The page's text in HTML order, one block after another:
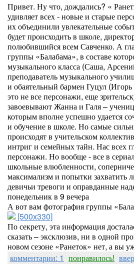
Привет. Ну что, дождались? «
удивляет всех - новые и старые
их объединили увлекательные
будет происходить в школе,
полюбившийся всем Савченко. А
группы «Балабама», в составе
музыкального класса (Саша,
преподаватель музыкального
и обаятельный бармен Гуцул
это не все персонажи, еще
завоевывают Жанна и Галя –
которым вполне успешно удается
и обучение в школе. Но самые
происходят в учительском
интриг и семейных тайн. Нас всех
персонажи. Но вообще - все в
школьные влюбленности,
максимализм и попытки захватить
девичьи тревоги и оправданные
понедельник в 9 вечера
А вот вам фотография группы
[500x330]
По секрету, эта информация
сказать – эксклюзив, ни в одной
новом сезоне «Ранеток» нет, а вы
комментарии: 1 понравилось!